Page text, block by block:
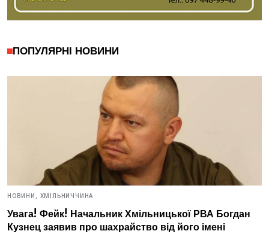
ПОПУЛЯРНІ НОВИНИ
НОВИНИ, ХМІЛЬНИЧЧИНА
Увага! Фейк! Начальник Хмільницької РВА Богдан
Кузнец заявив про шахрайство від його імені